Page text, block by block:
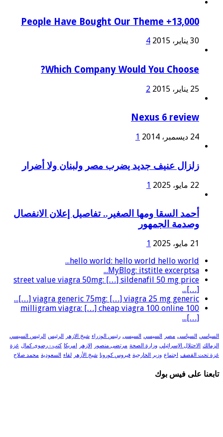
13,000+ People Have Bought Our Theme
30 يناير، 2015 4
Which Company Would You Choose?
25 يناير، 2015 2
Nexus 6 review
24 ديسمبر، 2014 1
زلزال عنيف جديد يضرب مصر ولبنان ولا أضرار
22 مايو، 2025 1
أحمد السقا ومها الصغير.. تفاصيل إعلان الانفصال
وصدمة الجمهور
21 مايو، 2025
1
hello world: hello world hello world...
MyBlog: itstitle excerptsa...
street value viagra 50mg: […] sildenafil 50 mg price
[…]...
viagra generic 75mg: […] viagra 25 mg generic […]...
100 milligram viagra: […] cheap viagra 100 online
[…]...
السياسي السياسى مصر السيسي السيسى رئيس الوزراء شيخ الازهر الرئيس الرئيس السيسي
الزمالك الاحتلال الإسرائيلي وزارة الصحة مرتضى منصور الازهر امريكا كتب - رضوى كمال غزة
غزة تحت القصف اجتماع وزير الخارجية فيروس كورونا شيخ الأزهر لقاء السعودية محمد صلاح
تابعنا على فيس بوك